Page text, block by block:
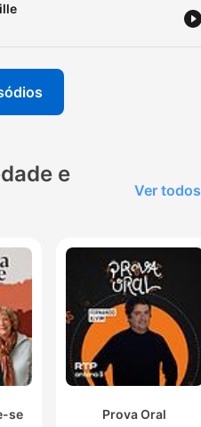
e
Ver todos
se Prova Oral